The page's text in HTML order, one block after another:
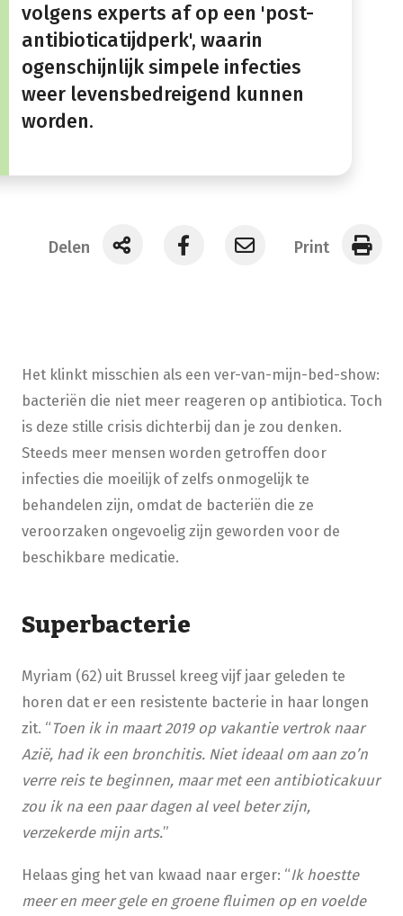
volgens experts af op een 'post-
antibioticatijdperk', waarin
ogenschijnlijk simpele infecties
weer levensbedreigend kunnen
worden.
Delen Print
Het klinkt misschien als een ver-van-mijn-bed-show:
bacteriën die niet meer reageren op antibiotica. Toch
is deze stille crisis dichterbij dan je zou denken.
Steeds meer mensen worden getroffen door
infecties die moeilijk of zelfs onmogelijk te
behandelen zijn, omdat de bacteriën die ze
veroorzaken ongevoelig zijn geworden voor de
beschikbare medicatie.
Superbacterie
Myriam (62) uit Brussel kreeg vijf jaar geleden te
horen dat er een resistente bacterie in haar longen
zit. “ Toen ik in maart 2019 op vakantie vertrok naar
Azië, had ik een bronchitis. Niet ideaal om aan zo’n
verre reis te beginnen, maar met een antibioticakuur
zou ik na een paar dagen al veel beter zijn,
verzekerde mijn arts.”
Helaas ging het van kwaad naar erger: “Ik hoestte
meer en meer gele en groene fluimen op en voelde